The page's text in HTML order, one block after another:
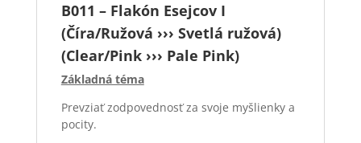
B011 – Flakón Esejcov I
(Číra/Ružová ››› Svetlá ružová)
(Clear/Pink ››› Pale Pink)
Základná téma
Prevziať zodpovednosť za svoje myšlienky a
pocity.